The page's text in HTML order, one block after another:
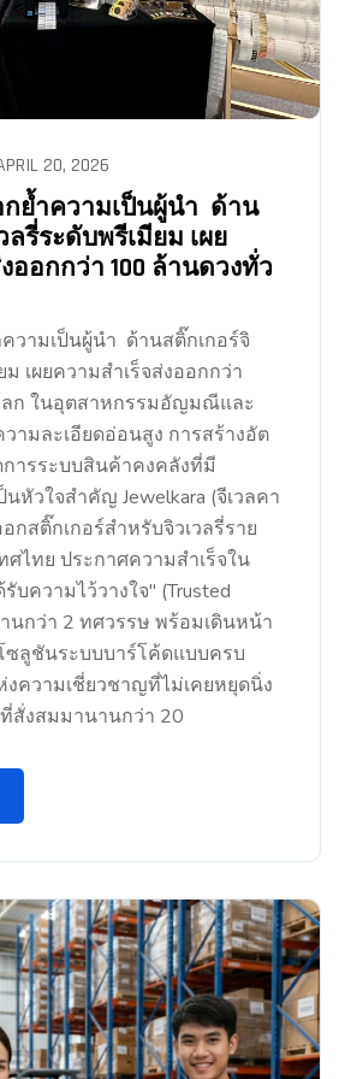
20, 2026
กย้ำความเป็นผู้นำ ด้าน
ลรี่ระดับพรีเมียม เผย
ออกกว่า 100 ล้านดวงทั่ว
ความเป็นผู้นำ ด้านสติ๊กเกอร์จิ
ม เผยความสำเร็จส่งออกกว่า
ลก ในอุตสาหกรรมอัญมณีและ
ามละเอียดอ่อนสูง การสร้างอัต
ารระบบสินค้าคงคลังที่มี
หัวใจสำคัญ Jewelkara (จีเวลคา
กสติ๊กเกอร์สำหรับจิวเวลรี่ราย
ไทย ประกาศความสำเร็จใน
บความไว้วางใจ" (Trusted
นกว่า 2 ทศวรรษ พร้อมเดินหน้า
ซลูชันระบบบาร์โค้ดแบบครบ
งความเชี่ยวชาญที่ไม่เคยหยุดนิ่ง
สั่งสมมานานกว่า 20